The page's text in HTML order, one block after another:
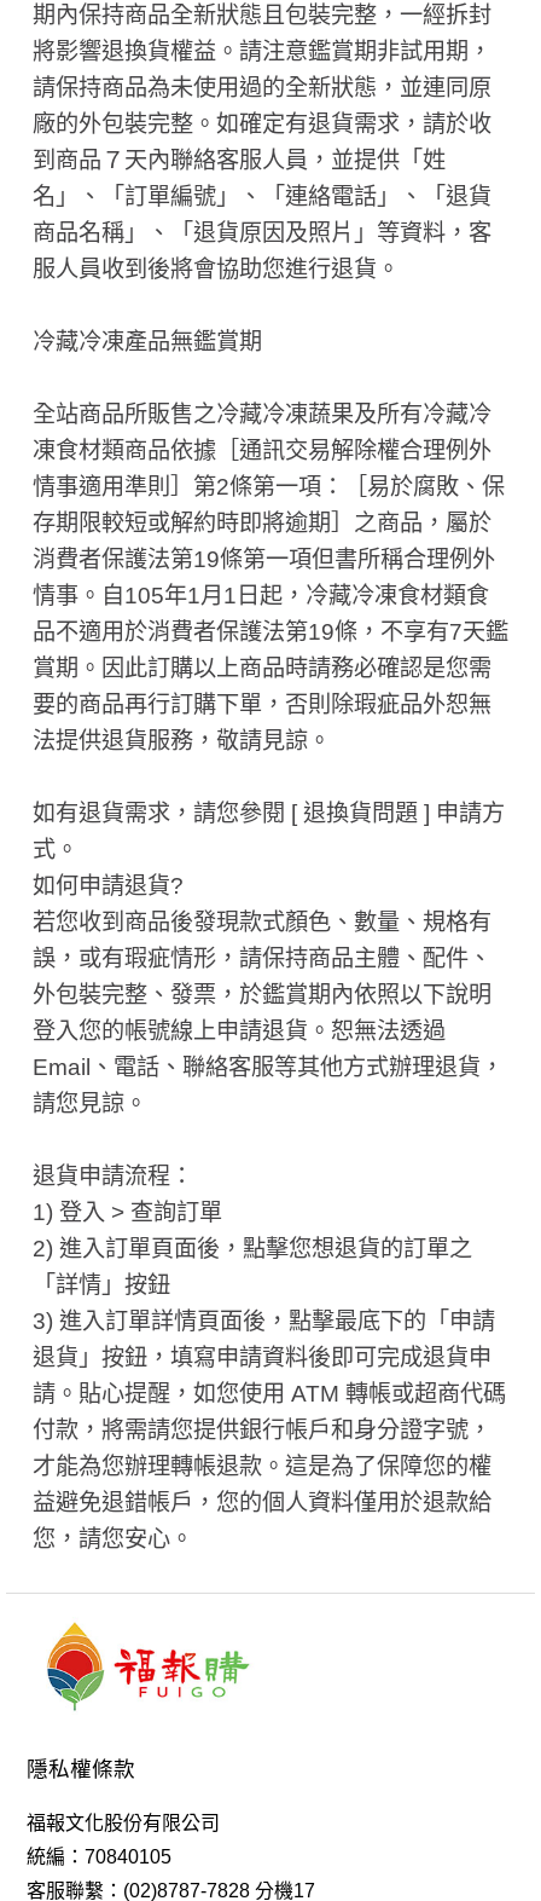
期內保持商品全新狀態且包裝完整，一經拆封
將影響退換貨權益。請注意鑑賞期非試用期，
請保持商品為未使用過的全新狀態，並連同原
廠的外包裝完整。如確定有退貨需求，請於收
到商品７天內聯絡客服人員，並提供「姓
名」、「訂單編號」、「連絡電話」、「退貨
商品名稱」、「退貨原因及照片」等資料，客
服人員收到後將會協助您進行退貨。
冷藏冷凍產品無鑑賞期
全站商品所販售之冷藏冷凍蔬果及所有冷藏冷
凍食材類商品依據［通訊交易解除權合理例外
情事適用準則］第2條第一項：［易於腐敗、保
存期限較短或解約時即將逾期］之商品，屬於
消費者保護法第19條第一項但書所稱合理例外
情事。自105年1月1日起，冷藏冷凍食材類食
品不適用於消費者保護法第19條，不享有7天鑑
賞期。因此訂購以上商品時請務必確認是您需
要的商品再行訂購下單，否則除瑕疵品外恕無
法提供退貨服務，敬請見諒。
如有退貨需求，請您參閱 [ 退換貨問題 ] 申請方
式。
如何申請退貨?
若您收到商品後發現款式顏色、數量、規格有
誤，或有瑕疵情形，請保持商品主體、配件、
外包裝完整、發票，於鑑賞期內依照以下說明
登入您的帳號線上申請退貨。恕無法透過
Email、電話、聯絡客服等其他方式辦理退貨，
請您見諒。
退貨申請流程：
1) 登入 > 查詢訂單
2) 進入訂單頁面後，點擊您想退貨的訂單之
「詳情」按鈕
3) 進入訂單詳情頁面後，點擊最底下的「申請
退貨」按鈕，填寫申請資料後即可完成退貨申
請。貼心提醒，如您使用 ATM 轉帳或超商代碼
付款，將需請您提供銀行帳戶和身分證字號，
才能為您辦理轉帳退款。這是為了保障您的權
益避免退錯帳戶，您的個人資料僅用於退款給
您，請您安心。
隱私權條款
福報文化股份有限公司
統編：70840105
客服聯繫：(02)8787-7828 分機17